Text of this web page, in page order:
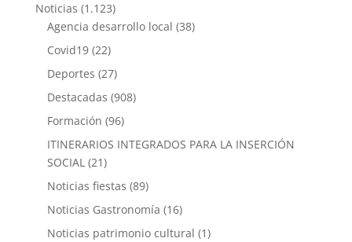
Noticias (1.123)
Agencia desarrollo local (38)
Covid19(22)
Deportes (27)
Destacadas (908)
Formación (96)
ITINERARIOS INTEGRADOS PARA LA INSERCIÓN
SOCIAL(21)
Noticias fiestas (89)
Noticias Gastronomía (16)
Noticias patrimonio cultural (1)